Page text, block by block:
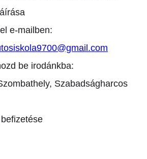
e-mailben:
be irodánkba:
Szabadságharcos